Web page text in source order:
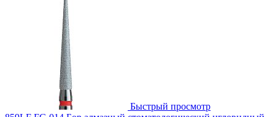
Быстрый просмотр